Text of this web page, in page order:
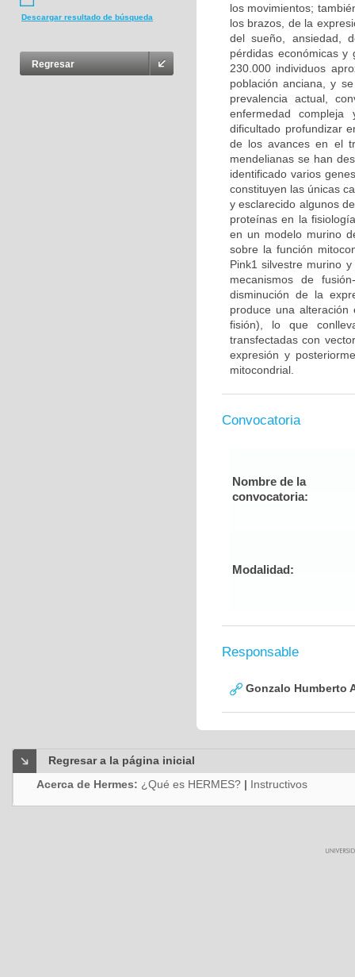
Descargar resultado de búsqueda
Regresar
los movimientos;
los brazos, de la
del sueño, ansiedad,
pérdidas económicas y
230.000 individuos
población anciana, y
prevalencia actual,
enfermedad
dificultado profundizar
de los avances en el
mendelianas se han
identificado varios
constituyen las únicas
y esclarecido algunos
proteínas en la
en un modelo murino
sobre la función
Pink1 silvestre murino
mecanismos de
disminución de la
produce una
fisión), lo que
transfectadas con
expresión y
mitocondrial.
Convocatoria
Nombre de la
convocatoria:
Modalidad:
Responsable
Gonzalo Humberto
Regresar a la página inicial
Acerca de Hermes: ¿Qué es HERMES? | Instructivos